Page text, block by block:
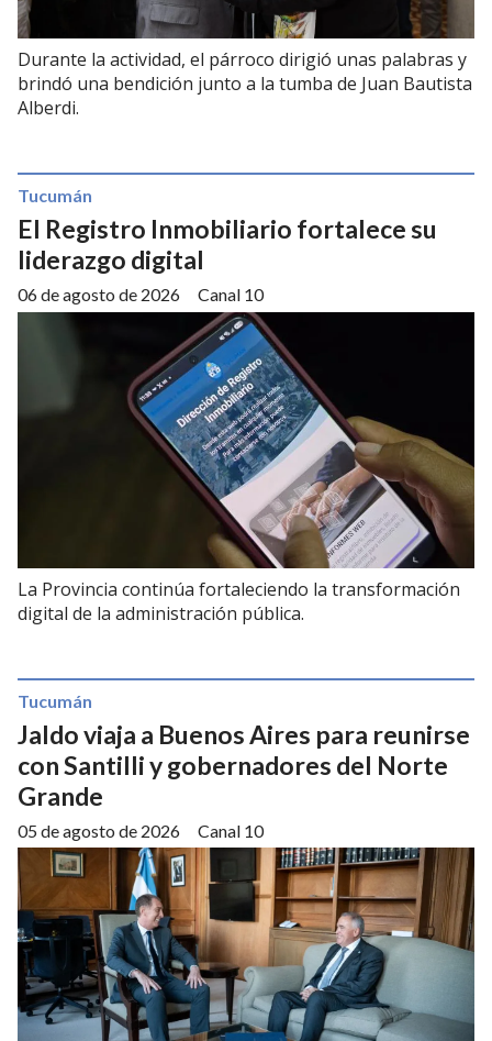
Durante la actividad, el párroco dirigió unas palabras y
brindó una bendición junto a la tumba de Juan Bautista
Alberdi.
El Registro Inmobiliario fortalece su
liderazgo digital
Canal 10
Tucumán
06 de agosto de 2026
La Provincia continúa fortaleciendo la transformación
digital de la administración pública.
Jaldo viaja a Buenos Aires para reunirse
con Santilli y gobernadores del Norte
Grande
Canal 10
Tucumán
05 de agosto de 2026